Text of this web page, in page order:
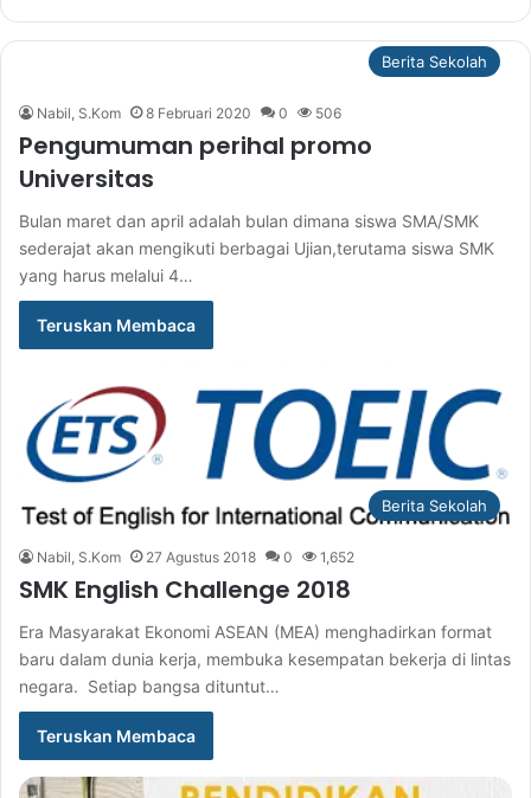
Berita Sekolah
Nabil, S.Kom 8 Februari 2020 0 506
Pengumuman perihal promo
Universitas
Bulan maret dan april adalah bulan dimana siswa SMA/SMK
sederajat akan mengikuti berbagai Ujian,terutama siswa SMK
yang harus melalui 4…
Teruskan Membaca
Berita Sekolah
Nabil, S.Kom 27 Agustus 2018 0 1,652
SMK English Challenge 2018
Era Masyarakat Ekonomi ASEAN (MEA) menghadirkan format
baru dalam dunia kerja, membuka kesempatan bekerja di lintas
negara. Setiap bangsa dituntut…
Teruskan Membaca